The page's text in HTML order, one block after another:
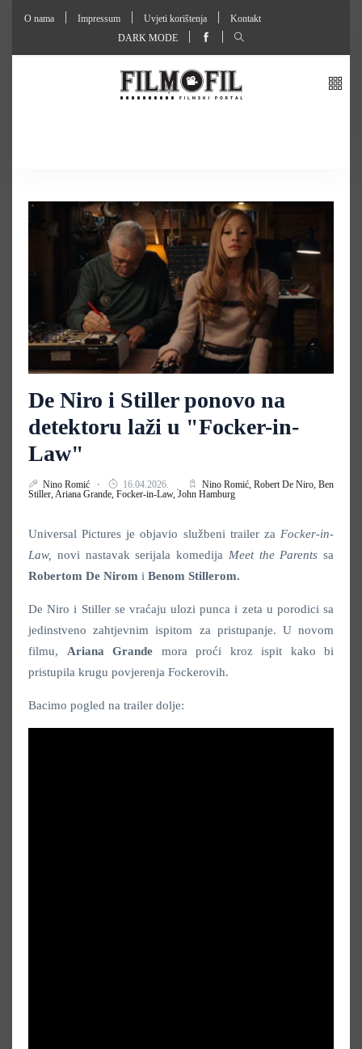
O nama Impressum Uvjeti korištenja
Kontakt
DARK MODE
De Niro i Stiller ponovo na
detektoru laži u "Focker-in-
Law"
Nino Romić 16.04.2026. Nino Romić, Robert De Niro, Ben
Stiller, Ariana Grande, Focker-in-Law,John Hamburg
Universal Pictures je objavio službeni trailer za Focker-in-
Law, novi nastavak serijala komedija Meet the Parents sa
Robertom De Nirom i Benom Stillerom.
De Niro i Stiller se vraćaju ulozi punca i zeta u porodici sa
jedinstveno zahtjevnim ispitom za pristupanje. U novom
filmu, Ariana Grande mora proći kroz ispit kako bi
pristupila krugu povjerenja Fockerovih.
Bacimo pogled na trailer dolje: